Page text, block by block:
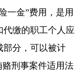
一金”费用，是用
代缴的职工个人应
部分，可以被计
刑事案件适用法